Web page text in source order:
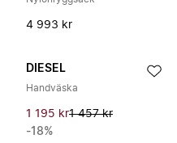
4 993 kr
DIESEL
Handväska
1 195 kr1 457 kr
-18%